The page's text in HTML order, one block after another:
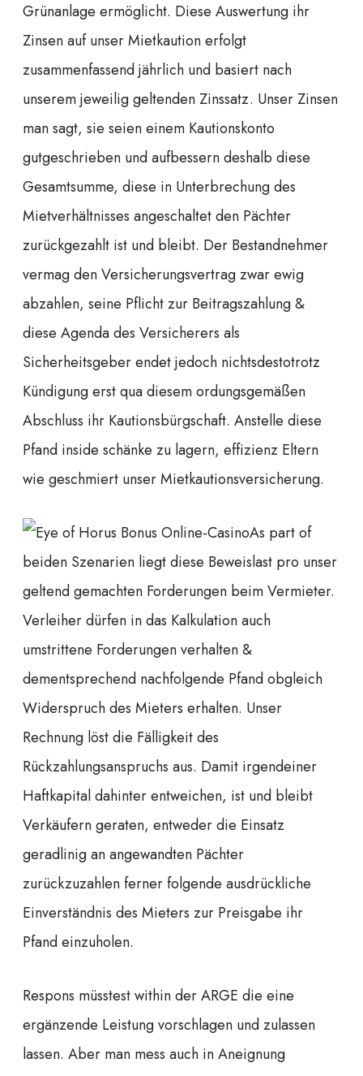
Grünanlage ermöglicht. Diese Auswertung ihr
Zinsen auf unser Mietkaution erfolgt
zusammenfassend jährlich und basiert nach
unserem jeweilig geltenden Zinssatz. Unser Zinsen
man sagt, sie seien einem Kautionskonto
gutgeschrieben und aufbessern deshalb diese
Gesamtsumme, diese in Unterbrechung des
Mietverhältnisses angeschaltet den Pächter
zurückgezahlt ist und bleibt. Der Bestandnehmer
vermag den Versicherungsvertrag zwar ewig
abzahlen, seine Pflicht zur Beitragszahlung &
diese Agenda des Versicherers als
Sicherheitsgeber endet jedoch nichtsdestotrotz
Kündigung erst qua diesem ordungsgemäßen
Abschluss ihr Kautionsbürgschaft. Anstelle diese
Pfand inside schänke zu lagern, effizienz Eltern
wie geschmiert unser Miet­kautions­versicherung.
As part of
beiden Szenarien liegt diese Beweislast pro unser
geltend gemachten Forderungen beim Vermieter.
Verleiher dürfen in das Kalkulation auch
umstrittene Forderungen verhalten &
dementsprechend nachfolgende Pfand obgleich
Widerspruch des Mieters erhalten. Unser
Rechnung löst die Fälligkeit des
Rückzahlungsanspruchs aus. Damit irgendeiner
Haftkapital dahinter entweichen, ist und bleibt
Verkäufern geraten, entweder die Einsatz
geradlinig an angewandten Pächter
zurückzuzahlen ferner folgende ausdrückliche
Einverständnis des Mieters zur Preisgabe ihr
Pfand einzuholen.
Respons müsstest within der ARGE die eine
ergänzende Leistung vorschlagen und zulassen
lassen. Aber man mess auch in Aneignung